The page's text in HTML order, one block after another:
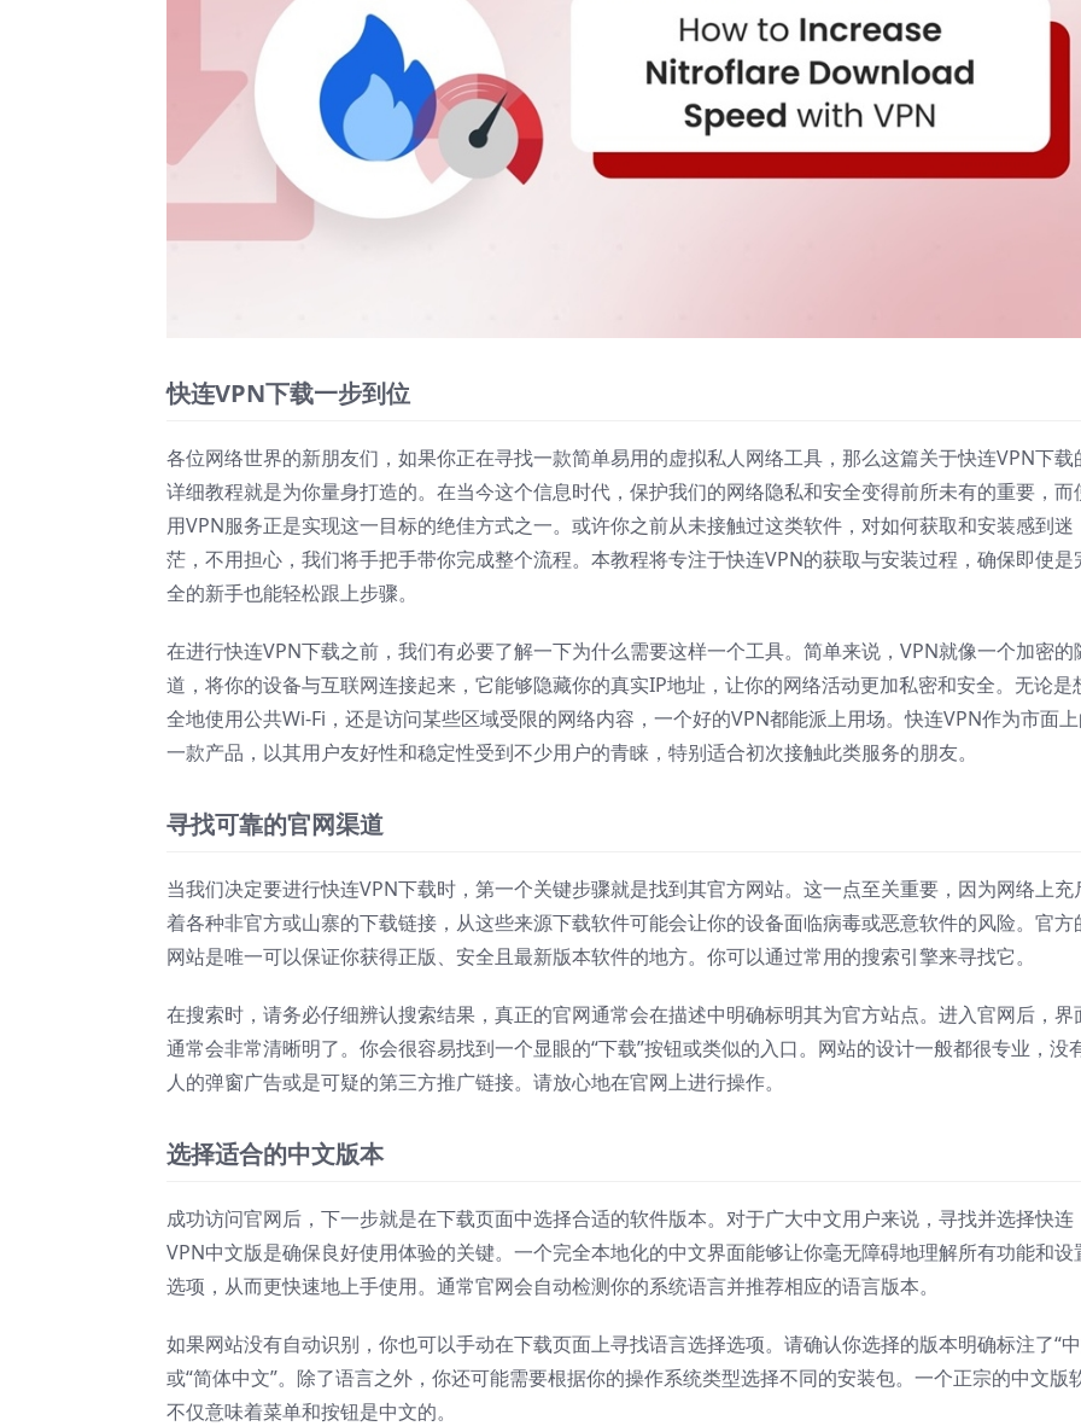
快连VPN下载一步到位
各位网络世界的新朋友们，如果你正在寻找一款简单易用的虚拟私人网络工具，那么这篇关于快连VPN下载
详细教程就是为你量身打造的。在当今这个信息时代，保护我们的网络隐私和安全变得前所未有的重要，而
用VPN服务正是实现这一目标的绝佳方式之一。或许你之前从未接触过这类软件，对如何获取和安装感到迷
茫，不用担心，我们将手把手带你完成整个流程。本教程将专注于快连VPN的获取与安装过程，确保即使是
全的新手也能轻松跟上步骤。
在进行快连VPN下载之前，我们有必要了解一下为什么需要这样一个工具。简单来说，VPN就像一个加密的
道，将你的设备与互联网连接起来，它能够隐藏你的真实IP地址，让你的网络活动更加私密和安全。无论是
全地使用公共Wi-Fi，还是访问某些区域受限的网络内容，一个好的VPN都能派上用场。快连VPN作为市面
一款产品，以其用户友好性和稳定性受到不少用户的青睐，特别适合初次接触此类服务的朋友。
寻找可靠的官网渠道
当我们决定要进行快连VPN下载时，第一个关键步骤就是找到其官方网站。这一点至关重要，因为网络上充
着各种非官方或山寨的下载链接，从这些来源下载软件可能会让你的设备面临病毒或恶意软件的风险。官方
网站是唯一可以保证你获得正版、安全且最新版本软件的地方。你可以通过常用的搜索引擎来寻找它。
在搜索时，请务必仔细辨认搜索结果，真正的官网通常会在描述中明确标明其为官方站点。进入官网后，界
通常会非常清晰明了。你会很容易找到一个显眼的“下载”按钮或类似的入口。网站的设计一般都很专业，没
人的弹窗广告或是可疑的第三方推广链接。请放心地在官网上进行操作。
选择适合的中文版本
成功访问官网后，下一步就是在下载页面中选择合适的软件版本。对于广大中文用户来说，寻找并选择快连
VPN中文版是确保良好使用体验的关键。一个完全本地化的中文界面能够让你毫无障碍地理解所有功能和设
选项，从而更快速地上手使用。通常官网会自动检测你的系统语言并推荐相应的语言版本。
如果网站没有自动识别，你也可以手动在下载页面上寻找语言选择选项。请确认你选择的版本明确标注了“
或“简体中文”。除了语言之外，你还可能需要根据你的操作系统类型选择不同的安装包。一个正宗的中文版
不仅意味着菜单和按钮是中文的。